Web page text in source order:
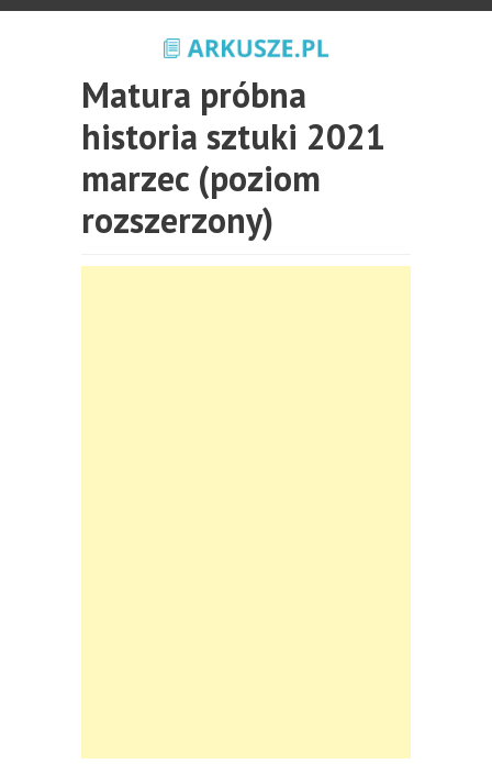
Matura próbna
historia sztuki 2021
marzec (poziom
rozszerzony)